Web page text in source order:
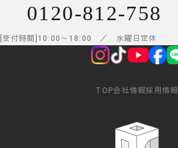
0120-812-758
受付時間 10:00 ～ 18:00 ／ 水曜日定休
TOP会社情報採用情報